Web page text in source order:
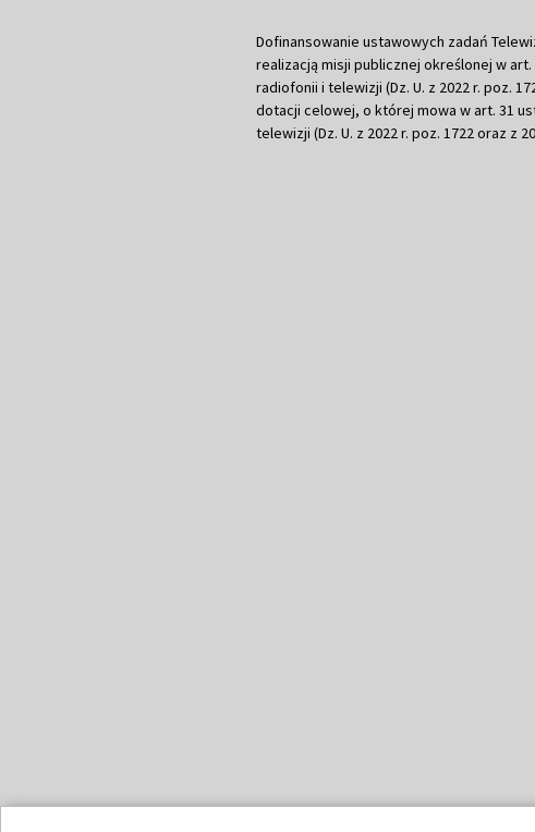
Dofinansowanie ustawowych zadań
realizacją misji publicznej określonej w art.
radiofonii i telewizji (Dz. U. z 2022 r. poz.
dotacji celowej, o której mowa w art. 31
telewizji (Dz. U. z 2022 r. poz. 1722 oraz z